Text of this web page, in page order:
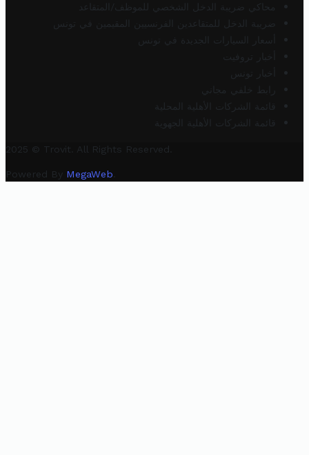
محاكي ضريبة الدخل الشخصي للموظف/المتقاعد
ضريبة الدخل للمتقاعدين الفرنسيين المقيمين في تونس
أسعار السيارات الجديدة في تونس
أخبار تروفيت
أخبار تونس
رابط خلفي مجاني
قائمة الشركات الأهلية المحلية
قائمة الشركات الأهلية الجهوية
2025 © Trovit. All Rights Reserved.
Powered By MegaWeb